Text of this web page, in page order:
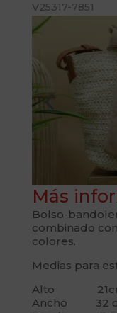
V25317-7851
Más
Bolso-
combinado
colores.
Medias para
Alto
Ancho 32